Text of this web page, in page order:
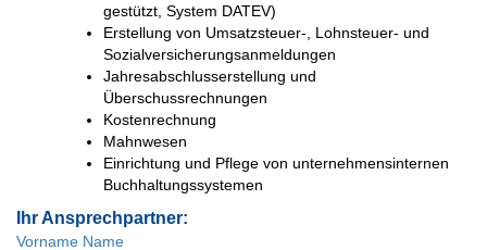
gestützt, System DATEV)
Erstellung von Umsatzsteuer-, Lohnsteuer- und
Sozialversicherungsanmeldungen
Jahresabschlusserstellung und
Überschussrechnungen
Kostenrechnung
Mahnwesen
Einrichtung und Pflege von unternehmensinternen
Buchhaltungssystemen
Ihr Ansprechpartner:
Vorname Name